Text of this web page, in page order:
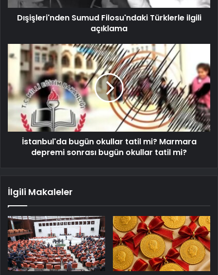
Dışişleri'nden Sumud Filosu'ndaki Türklerle ilgili
açıklama
İstanbul'da bugün okullar tatil mi? Marmara
depremi sonrası bugün okullar tatil mi?
İlgili Makaleler